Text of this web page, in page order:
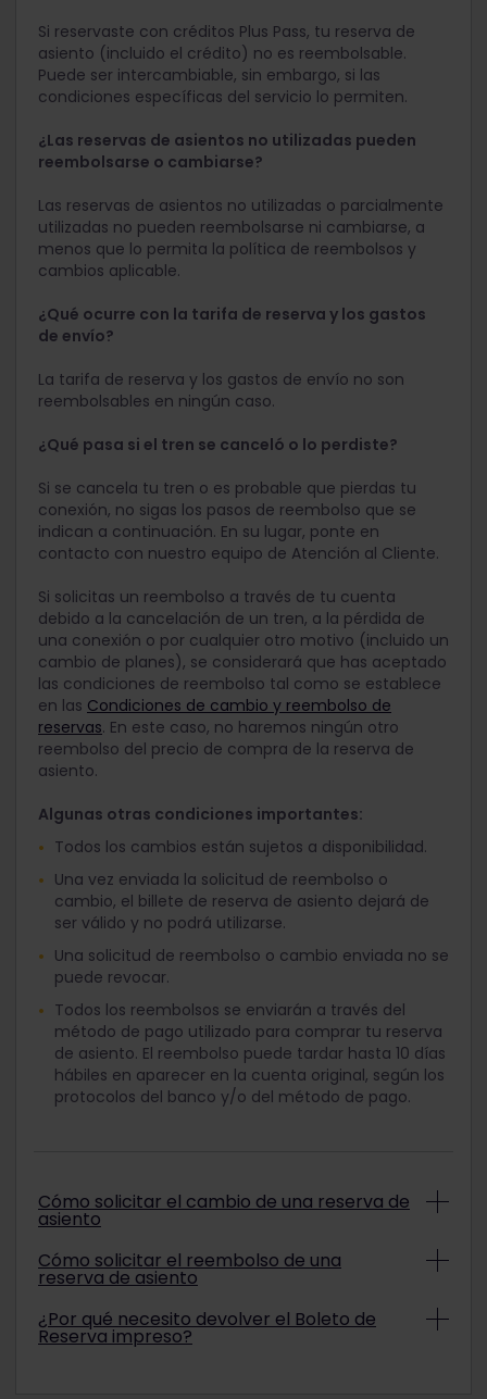
Si reservaste con créditos Plus Pass, tu reserva de
asiento (incluido el crédito) no es reembolsable.
Puede ser intercambiable, sin embargo, si las
condiciones específicas del servicio lo permiten.
¿Las reservas de asientos no utilizadas pueden
reembolsarse o cambiarse?
Las reservas de asientos no utilizadas o parcialmente
utilizadas no pueden reembolsarse ni cambiarse, a
menos que lo permita la política de reembolsos y
cambios aplicable.
¿Qué ocurre con la tarifa de reserva y los gastos
de envío?
La tarifa de reserva y los gastos de envío no son
reembolsables en ningún caso.
¿Qué pasa si el tren se canceló o lo perdiste?
Si se cancela tu tren o es probable que pierdas tu
conexión, no sigas los pasos de reembolso que se
indican a continuación. En su lugar, ponte en
contacto con nuestro equipo de Atención al Cliente.
Si solicitas un reembolso a través de tu cuenta
debido a la cancelación de un tren, a la pérdida de
una conexión o por cualquier otro motivo (incluido un
cambio de planes), se considerará que has aceptado
las condiciones de reembolso tal como se establece
en las Condiciones de cambio y reembolso de
reservas. En este caso, no haremos ningún otro
reembolso del precio de compra de la reserva de
asiento.
Algunas otras condiciones importantes:
Todos los cambios están sujetos a disponibilidad.
Una vez enviada la solicitud de reembolso o
cambio, el billete de reserva de asiento dejará de
ser válido y no podrá utilizarse.
Una solicitud de reembolso o cambio enviada no se
puede revocar.
Todos los reembolsos se enviarán a través del
método de pago utilizado para comprar tu reserva
de asiento. El reembolso puede tardar hasta 10 días
hábiles en aparecer en la cuenta original, según los
protocolos del banco y/o del método de pago.
Cómo solicitar el cambio de una reserva de
asiento
Si tu reserva se puede cambiar, el proceso para
hacerlo vendrá determinado por tu reserva en
En el caso de los trenesEurostar, visita el sitio
web de Eurostar > entra en Gestionar reserva y
Cómo solicitar el reembolso de una
reserva de asiento
No sigas este proceso de reembolso si se canceló
tu tren o si perderás el tren debido a retrasos. En
¿Por qué necesito devolver el Boleto de
Reserva impreso?